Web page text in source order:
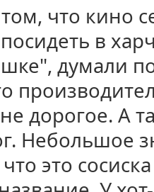
что кино
в
думали
дорогое. А
Небольшое
это